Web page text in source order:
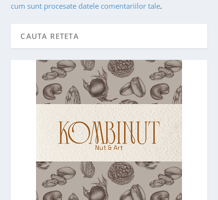
cum sunt procesate datele comentariilor tale.